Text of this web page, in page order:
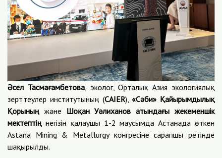
Әсел Тасмағамбетова, эколог, Орталық Азия экологиялық
зерттеулер институтының (CAIER),«Сәби» Қайырымдылық
Қорыныңжәне Шоқан Уәлиханов атындағы жекеменшік
мектептіңнегізін қалаушы 1-2 маусымда Астанада өткен
Astana Mining & Metallurgy конгресіне сарапшы ретінде
шақырылды.